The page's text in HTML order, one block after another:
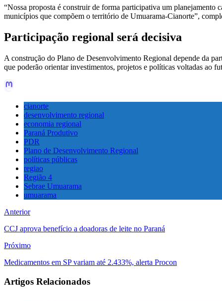
“Nossa proposta é construir de forma participativa um planejamento
municípios que compõem o território de Umuarama-Cianorte”,
Participação regional será decisiva
A construção do Plano de Desenvolvimento Regional depende da
que poderão orientar investimentos, projetos e políticas voltadas ao
cianorte
desenvolvimento regional
economia regional
Paraná Produtivo
PDR
Plano de Desenvolvimento Regional
políticas públicas
regiao
Região 4
Sebrae Umuarama
umuarama
Anterior
CCJ aprova benefício a doadoras de leite no Paraná
Próximo
Medicamentos em SP variam até 2.433%, alerta Procon
Artigos Relacionados